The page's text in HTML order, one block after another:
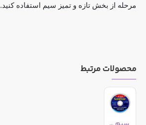
مرحله از بخش تازه و تمیز سیم استفاده کنید.
محصولات مرتبط